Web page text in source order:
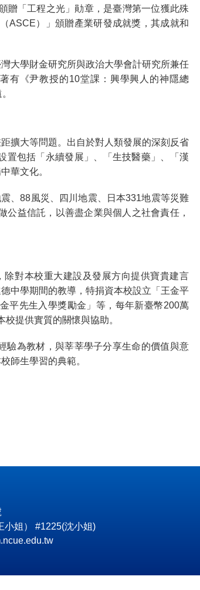
贈「工程之光」勛章，是臺灣第一位獲此殊
ASCE）」頒贈產業研發成就獎，其成就和
大學財金研究所與政治大學會計研究所兼任
有《尹教授的10堂課：興學興人的神隱總
擴大等問題。出自於對人類發展的深刻反省
置包括「永續發展」、「生技醫藥」、「漢
華文化。
、88風災、四川地震、日本331地震等災難
益信託，以善盡企業與個人之社會責任，
對本校重大建設及發展方向提供寶貴建言
中學期間的教導，特捐資本校設立「王金平
平先生入學獎勵金」等，每年新臺幣200萬
提供實質的關懷與協助。
驗為教材，與莘莘學子分享生命的價值與意
師生學習的典範。
小姐） #1225(沈小姐)